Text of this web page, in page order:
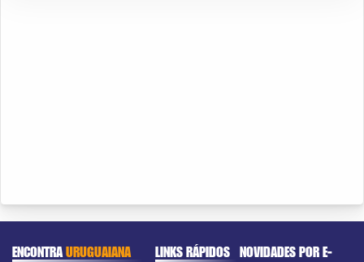
ENCONTRAURUGUAIANA LINKS RÁPIDOS NOVIDADES POR E-